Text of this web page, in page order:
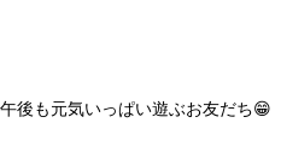
午後も元気いっぱい遊ぶお友だち😁